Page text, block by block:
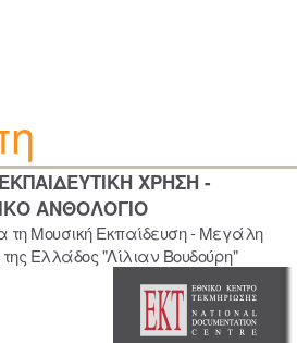
ΧΡΗΣΗ -
ΑΝΘΟΛΟΓΙΟ
τη Μουσική Εκπαίδευση - Μεγάλη
της Ελλάδος "Λίλιαν Βουδούρη"